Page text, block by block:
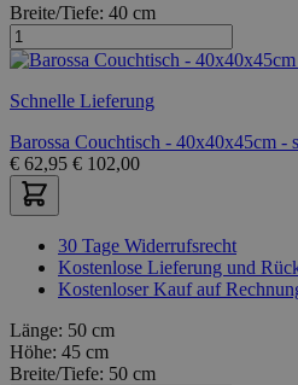
Breite/Tiefe: 40 cm
Schnelle Lieferung
Barossa Couchtisch - 40x40x45cm -
€ 62,95 € 102,00
30 Tage Widerrufsrecht
Kostenlose Lieferung und
Kostenloser Kauf auf
Länge: 50 cm
Höhe: 45 cm
Breite/Tiefe: 50 cm